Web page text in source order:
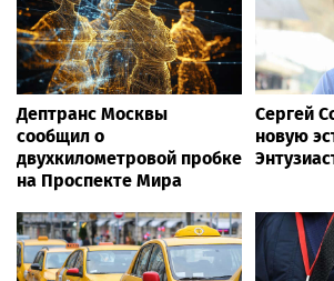
Дептранс Москвы
сообщил о
двухкилометровой пробке
на Проспекте Мира
Сергей
новую